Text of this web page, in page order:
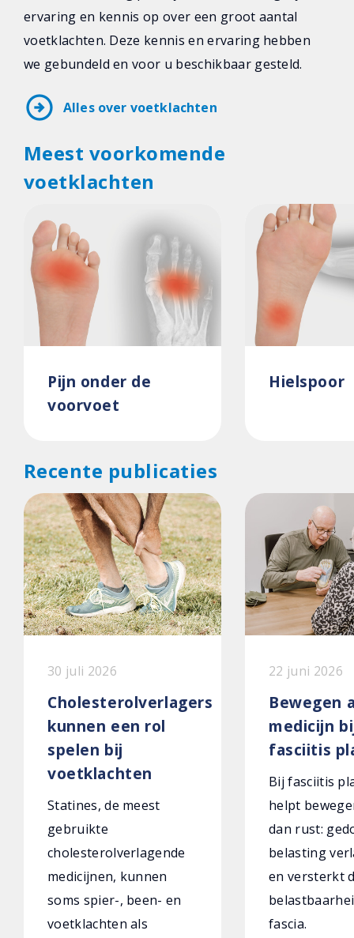
ervaring en kennis op over een groot aantal
voetklachten. Deze kennis en ervaring hebben
we gebundeld en voor u beschikbaar gesteld.
arrow_circle_right Alles over voetklachten
Meest voorkomende
voetklachten
Pijn onder de
voorvoet
Hielspoor
Recente publicaties
30 juli 2026
Cholesterolverlagers
kunnen een rol
spelen bij
voetklachten
Statines, de meest
gebruikte
cholesterolverlagende
medicijnen, kunnen
soms spier-, been- en
voetklachten als
22 juni 2026
Bewegen
medicijn
fasciitis
Bij fasciitis
helpt
dan rust:
belasting
en versterkt
fascia.